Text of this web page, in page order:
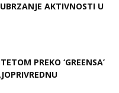
AKTIVNOSTI U
PREKO ‘GREENSA’